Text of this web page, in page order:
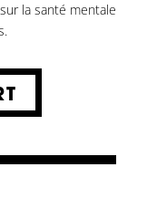
la santé mentale